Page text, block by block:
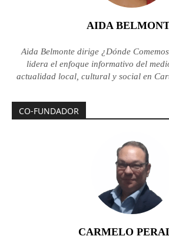
AIDA
Aida Belmonte dirige ¿Dónde
lidera el enfoque informativo del
actualidad local, cultural y social en
CO-FUNDADOR
CARMELO